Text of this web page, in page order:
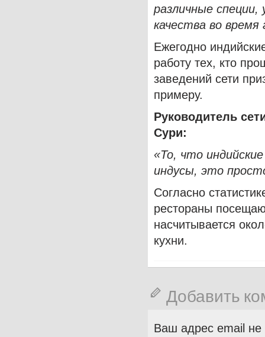
различные
качества во время
Ежегодно
работу тех, кто
заведений сети
примеру.
Руководитель
Сури:
«То, что
индусы, это
Согласно
рестораны
насчитывается
кухни.
Добавить
Ваш адрес email не